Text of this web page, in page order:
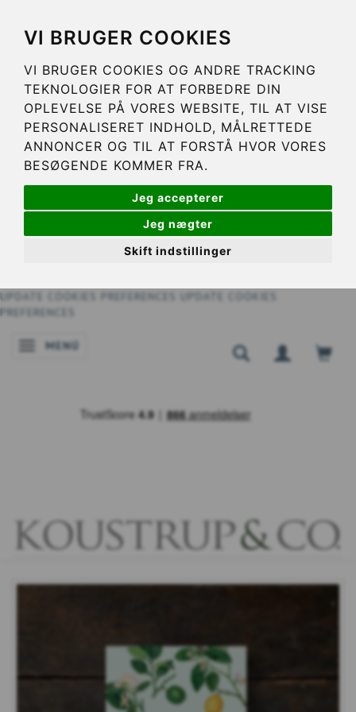
VI BRUGER COOKIES
VI BRUGER COOKIES OG ANDRE TRACKING
TEKNOLOGIER FOR AT FORBEDRE DIN
OPLEVELSE PÅ VORES WEBSITE, TIL AT VISE
PERSONALISERET INDHOLD, MÅLRETTEDE
ANNONCER OG TIL AT FORSTÅ HVOR VORES
BESØGENDE KOMMER FRA.
Jeg accepterer
Jeg nægter
Skift indstillinger
UPDATE COOKIES PREFERENCES
UPDATE COOKIES
PREFERENCES
NAVEGACIÓN DE PALANCA
MENÚ